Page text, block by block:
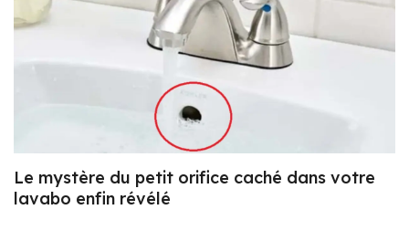
Le mystère du petit orifice caché dans votre
lavabo enfin révélé